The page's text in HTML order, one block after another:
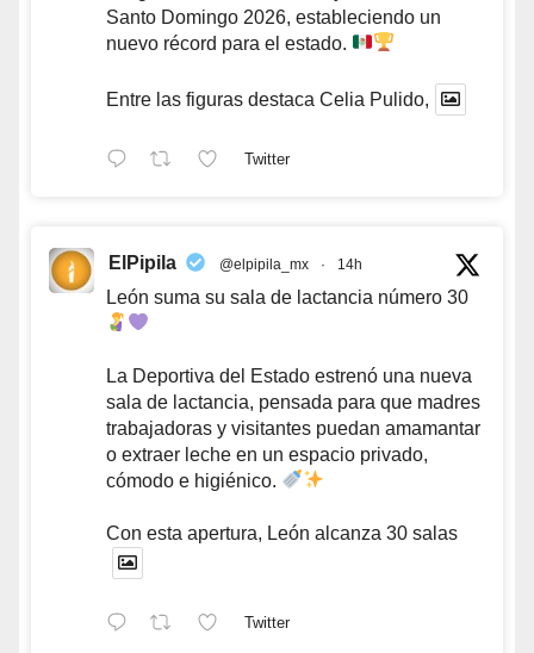
Santo Domingo 2026, estableciendo un
nuevo récord para el estado.
Entre las figuras destaca Celia Pulido,
Twitter
ElPipila @elpipila_mx · 14h
León suma su sala de lactancia número 30
La Deportiva del Estado estrenó una nueva
sala de lactancia, pensada para que madres
trabajadoras y visitantes puedan amamantar
o extraer leche en un espacio privado,
cómodo e higiénico.
Con esta apertura, León alcanza 30 salas
Twitter